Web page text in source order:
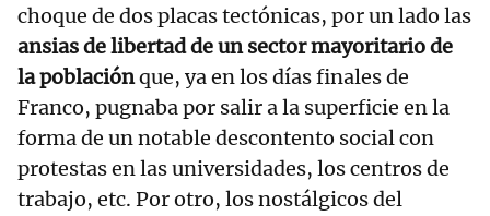
choque de dos placas tectónicas, por un lado las
ansias de libertad de un sector mayoritario de
la poblaciónque, ya en los días finales de
Franco, pugnaba por salir a la superficie en la
forma de un notable descontento social con
protestas en las universidades, los centros de
trabajo, etc. Por otro, los nostálgicos del